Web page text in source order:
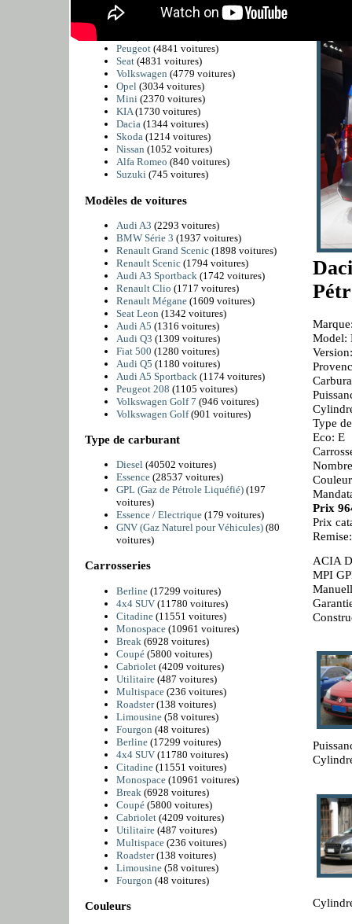
Model:
Type
Eco: E
Prix
Prix
ACIA
MPI
BMW
(6225 voitures)
Citroën
Peugeot(4841 voitures)
Seat(4831 voitures)
Volkswagen (4779 voitures)
Opel(3034 voitures)
Mini(2370 voitures)
KIA(1730 voitures)
Dacia(1344 voitures)
Skoda(1214 voitures)
Nissan (1052 voitures)
Alfa Romeo (840 voitures)
Suzuki(745 voitures)
Modèles de voitures
Audi A3 (2293 voitures)
BMW Série 3 (1937 voitures)
Renault Grand Scenic (1898 voitures)
Renault Scenic (1794 voitures)
Audi A3 Sportback (1742 voitures)
Renault Clio (1717 voitures)
Renault Mégane (1609 voitures)
Seat Leon (1342 voitures)
Audi A5 (1316 voitures)
Audi Q3 (1309 voitures)
Fiat 500 (1280 voitures)
Audi Q5 (1180 voitures)
Audi A5 Sportback (1174 voitures)
Peugeot 208 (1105 voitures)
Volkswagen Golf 7 (946 voitures)
Volkswagen Golf(901 voitures)
Type de carburant
Diesel(40502 voitures)
Essence(28537 voitures)
GPL (Gaz de Pétrole Liquéfié)(197
voitures)
Essence / Electrique(179 voitures)
GNV (Gaz Naturel pour Véhicules)(80
voitures)
Carrosseries
Berline(17299 voitures)
4x4 SUV(11780 voitures)
Citadine(11551 voitures)
Monospace(10961 voitures)
Break (6928 voitures)
Coupé(5800 voitures)
Cabriolet(4209 voitures)
Utilitaire(487 voitures)
Multispace(236 voitures)
Roadster(138 voitures)
Limousine(58 voitures)
Fourgon (48 voitures)
Berline(17299 voitures)
4x4 SUV(11780 voitures)
Citadine(11551 voitures)
Monospace(10961 voitures)
Break (6928 voitures)
Coupé(5800 voitures)
Cabriolet(4209 voitures)
Utilitaire(487 voitures)
Multispace(236 voitures)
Roadster(138 voitures)
Limousine(58 voitures)
Fourgon (48 voitures)
Couleurs